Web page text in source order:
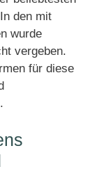
den mit
wurde
vergeben.
für diese